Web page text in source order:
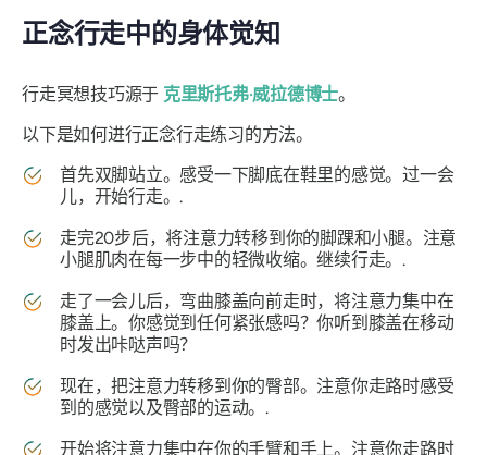
正念行走中的身体觉知
行走冥想技巧源于 克里斯托弗·威拉德博士。
以下是如何进行正念行走练习的方法。
首先双脚站立。感受一下脚底在鞋里的感觉。过一会
儿，开始行走。.
走完20步后，将注意力转移到你的脚踝和小腿。注意
小腿肌肉在每一步中的轻微收缩。继续行走。.
走了一会儿后，弯曲膝盖向前走时，将注意力集中在
膝盖上。你感觉到任何紧张感吗？你听到膝盖在移动
时发出咔哒声吗？
现在，把注意力转移到你的臀部。注意你走路时感受
到的感觉以及臀部的运动。.
开始将注意力集中在你的手臂和手上。注意你走路时